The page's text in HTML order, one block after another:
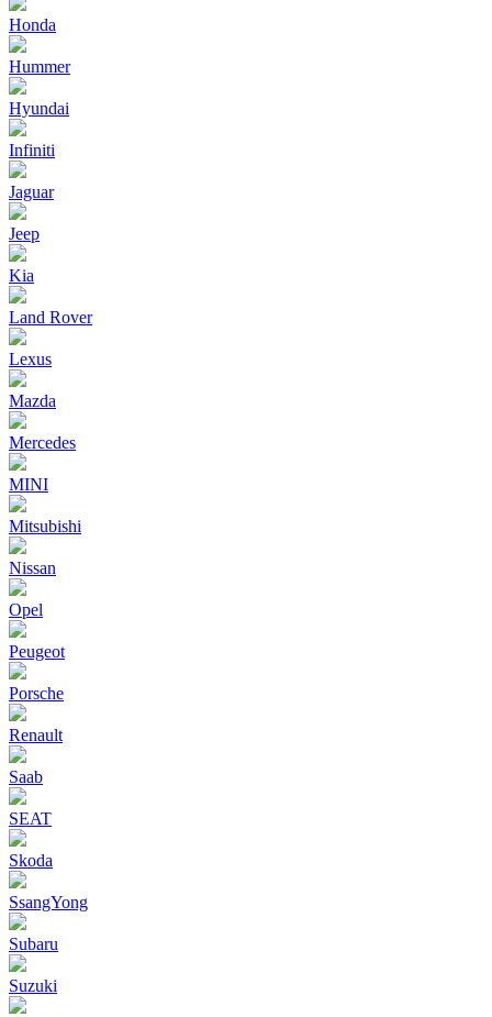
Honda
Hummer
Hyundai
Infiniti
Jaguar
Jeep
Kia
Land Rover
Lexus
Mazda
Mercedes
MINI
Mitsubishi
Nissan
Opel
Peugeot
Porsche
Renault
Saab
SEAT
Skoda
SsangYong
Subaru
Suzuki